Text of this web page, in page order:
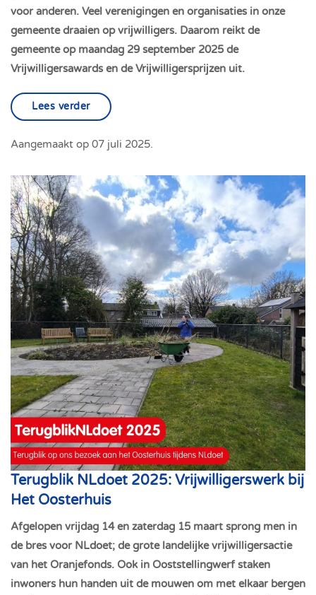
voor anderen. Veel verenigingen en organisaties in onze
gemeente draaien op vrijwilligers. Daarom reikt de
gemeente op maandag 29 september 2025 de
Vrijwilligersawards en de Vrijwilligersprijzen uit.
Lees verder
Aangemaakt op 07 juli 2025.
Terugblik NLdoet 2025: Vrijwilligerswerk bij
Het Oosterhuis
Afgelopen vrijdag 14 en zaterdag 15 maart sprong men in
de bres voor NLdoet; de grote landelijke vrijwilligersactie
van het Oranjefonds. Ook in Ooststellingwerf staken
inwoners hun handen uit de mouwen om met elkaar bergen